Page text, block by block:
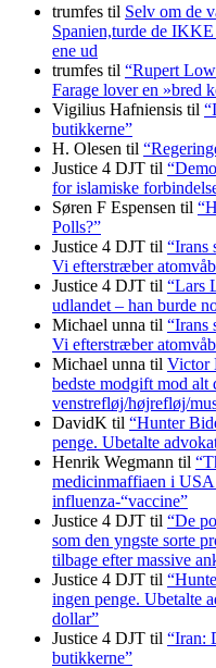
trumfes til Selv om de
Spanien,turde de IKKE
ene ud
trumfes til “Rupert
Farage lover en »bred
Vigilius Hafniensis til
butikkerne”
H. Olesen til
Justice 4 DJT til
for islamiske
Søren F Espensen til
Polls?”
Justice 4 DJT til “Irans
Vi efterstræber
Justice 4 DJT til “Lars
udlandet – han burde
Michael unna til “Irans
Vi efterstræber
Michael unna til Victor
bedste modgift mod alt
venstrefløj/højrefløj/
DavidK til “Hunter
penge. Ubetalte
Henrik Wegmann til
medicinmaffiaen i
influenza-“vaccine”
Justice 4 DJT til “De
som den yngste sorte
tilbage efter massive
Justice 4 DJT til
ingen penge. Ubetalte
dollar”
Justice 4 DJT til “Iran:
butikkerne”